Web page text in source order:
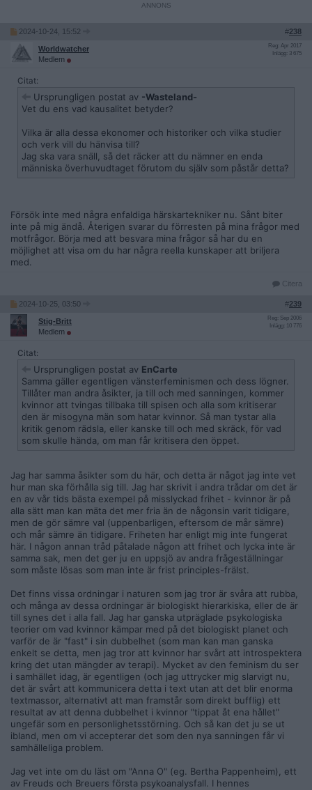
2024-10-24, 15:52 #238
Worldwatcher
Medlem
Reg: Apr 2017
Inlägg: 3 675
Citat:
Ursprungligen postat av -Wasteland-
Vet du ens vad kausalitet betyder?
Vilka är alla dessa ekonomer och historiker och vilka studier
och verk vill du hänvisa till?
Jag ska vara snäll, så det räcker att du nämner en enda
människa överhuvudtaget förutom du själv som påstår detta?
Försök inte med några enfaldiga härskartekniker nu. Sånt biter
inte på mig ändå. Återigen svarar du förresten på mina frågor med
motfrågor. Börja med att besvara mina frågor så har du en
möjlighet att visa om du har några reella kunskaper att briljera
med.
Citera
2024-10-25, 03:50 #239
Stig-Britt
Medlem
Reg: Sep 2006
Inlägg: 10 776
Citat:
Ursprungligen postat av EnCarte
Samma gäller egentligen vänsterfeminismen och dess lögner.
Tillåter man andra åsikter, ja till och med sanningen, kommer
kvinnor att tvingas tillbaka till spisen och alla som kritiserar
den är misogyna män som hatar kvinnor. Så man tystar alla
kritik genom rädsla, eller kanske till och med skräck, för vad
som skulle hända, om man får kritisera den öppet.
Jag har samma åsikter som du här, och detta är något jag inte vet
hur man ska förhålla sig till. Jag har skrivit i andra trådar om det är
en av vår tids bästa exempel på misslyckad frihet - kvinnor är på
alla sätt man kan mäta det mer fria än de någonsin varit tidigare,
men de gör sämre val (uppenbarligen, eftersom de mår sämre)
och mår sämre än tidigare. Friheten har enligt mig inte fungerat
här. I någon annan tråd påtalade någon att frihet och lycka inte är
samma sak, men det ger ju en uppsjö av andra frågeställningar
som måste lösas som man inte är frist principles-frälst.
Det finns vissa ordningar i naturen som jag tror är svåra att rubba,
och många av dessa ordningar är biologiskt hierarkiska, eller de är
till synes det i alla fall. Jag har ganska utpräglade psykologiska
teorier om vad kvinnor kämpar med på det biologiskt planet och
varför de är "fast" i sin dubbelhet (som man kan man ganska
enkelt se detta, men jag tror att kvinnor har svårt att introspektera
kring det utan mängder av terapi). Mycket av den feminism du ser
i samhället idag, är egentligen (och jag uttrycker mig slarvigt nu,
det är svårt att kommunicera detta i text utan att det blir enorma
textmassor, alternativt att man framstår som direkt bufflig) ett
resultat av att denna dubbelhet i kvinnor "tippat åt ena hållet"
ungefär som en personlighetsstörning. Och så kan det ju se ut
ibland, men om vi accepterar det som den nya sanningen får vi
samhälleliga problem.
Jag vet inte om du läst om "Anna O" (eg. Bertha Pappenheim), ett
av Freuds och Breuers första psykoanalysfall. I hennes